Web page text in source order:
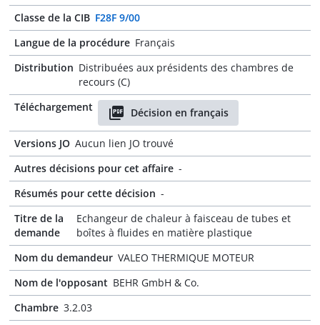
Classe de la CIB F28F 9/00
Langue de la procédure Français
Distribution Distribuées aux présidents des chambres de
recours (C)
Téléchargement
Décision en français
Versions JO Aucun lien JO trouvé
Autres décisions pour cet affaire -
Résumés pour cette décision -
Titre de la
demande
Echangeur de chaleur à faisceau de tubes et
boîtes à fluides en matière plastique
Nom du demandeur VALEO THERMIQUE MOTEUR
Nom de l'opposant BEHR GmbH & Co.
Chambre 3.2.03